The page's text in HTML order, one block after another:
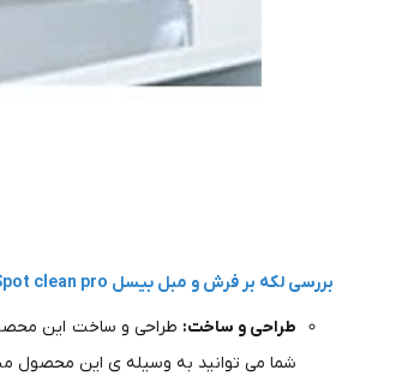
بررسی لکه بر فرش و مبل بیسل Spot clean pro
طراحی و ساخت: طراحی و ساخت این
شما می توانید به وسیله ی این محصول